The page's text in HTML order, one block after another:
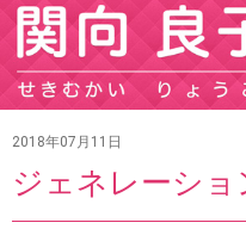
2018年07月11日
ジェネレーシ